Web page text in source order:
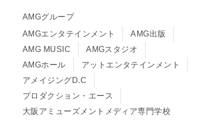
入学までの流れ
学費サポート・各種制度
学費について
Q&A
サイトポリシー
在校生・保護者の方へ
卒業生の皆様へ
AMGグループ
AMGエンタテインメント
AMG出版
AMG MUSIC
AMGスタジオ
AMGホール
アットエンタテインメント
アメイジングD.C
プロダクション・エース
大阪アミューズメントメディア専門学校